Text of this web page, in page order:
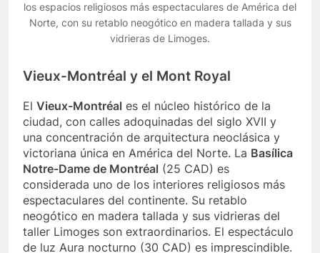
los espacios religiosos más espectaculares de América del
Norte, con su retablo neogótico en madera tallada y sus
vidrieras de Limoges.
Vieux-Montréal y el Mont Royal
El Vieux-Montréal es el núcleo histórico de la
ciudad, con calles adoquinadas del siglo XVII y
una concentración de arquitectura neoclásica y
victoriana única en América del Norte. La Basílica
Notre-Dame de Montréal (25 CAD) es
considerada uno de los interiores religiosos más
espectaculares del continente. Su retablo
neogótico en madera tallada y sus vidrieras del
taller Limoges son extraordinarios. El espectáculo
de luz Aura nocturno (30 CAD) es imprescindible.